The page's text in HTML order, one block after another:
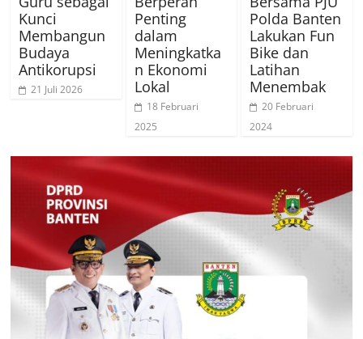
Kunci
Membangun
Budaya
Antikorupsi
21 Juli 2026
Penting
dalam
Meningkatka
n Ekonomi
Lokal
18 Februari
2025
Polda Banten
Lakukan Fun
Bike dan
Latihan
Menembak
20 Februari
2024